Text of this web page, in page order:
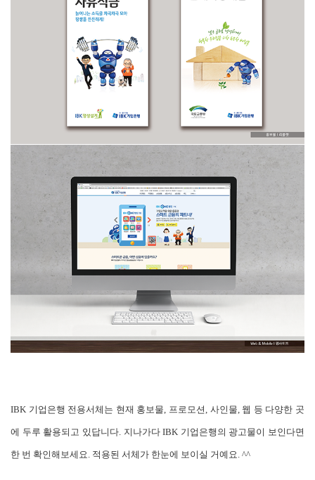
IBK 기업은행 전용서체는 현재 홍보물, 프로모션, 사인물, 웹 등 다양한 곳
에 두루 활용되고 있답니다. 지나가다 IBK 기업은행의 광고물이 보인다면
한 번 확인해보세요. 적용된 서체가 한눈에 보이실 거예요. ^^